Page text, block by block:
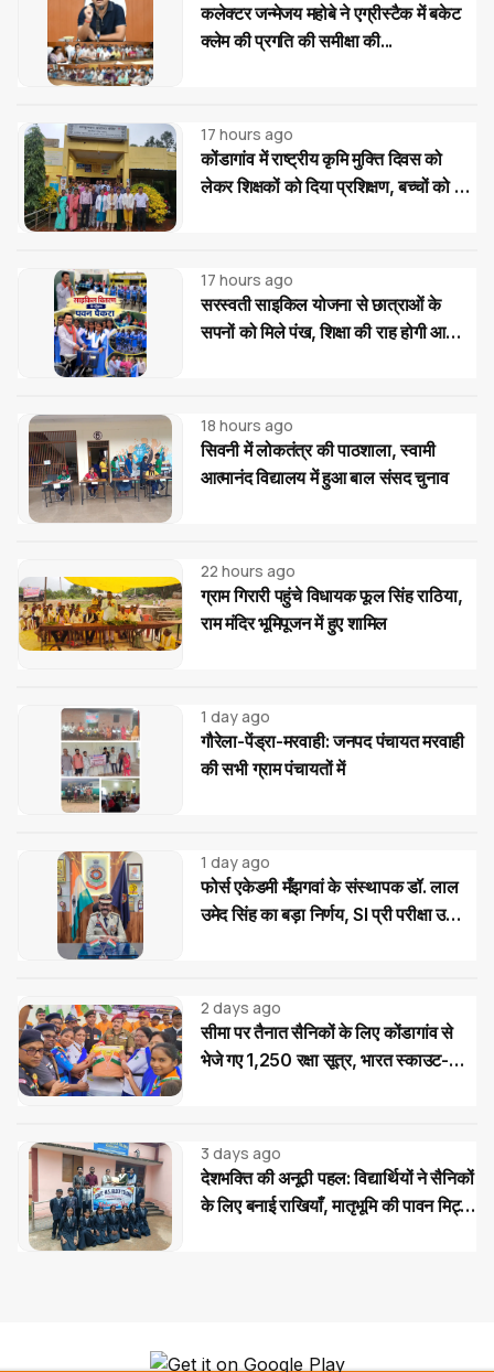
कलेक्टर जन्मेजय महोबे ने एग्रीस्टैक में बकेट
क्लेम की प्रगति की समीक्षा की...
17 hours ago
कोंडागांव में राष्ट्रीय कृमि मुक्ति दिवस को
लेकर शिक्षकों को दिया प्रशिक्षण, बच्चों को दवा
17 hours ago
सरस्वती साइकिल योजना से छात्राओं के
सपनों को मिले पंख, शिक्षा की राह होगी आसान:
18 hours ago
सिवनी में लोकतंत्र की पाठशाला, स्वामी
आत्मानंद विद्यालय में हुआ बाल संसद चुनाव
22 hours ago
ग्राम गिरारी पहुंचे विधायक फूल सिंह राठिया,
राम मंदिर भूमिपूजन में हुए शामिल
1 day ago
गौरेला-पेंड्रा-मरवाही: जनपद पंचायत मरवाही
की सभी ग्राम पंचायतों में
1 day ago
फोर्स एकेडमी मँझगवां के संस्थापक डॉ. लाल
उमेद सिंह का बड़ा निर्णय, SI प्री परीक्षा उत्तीर्ण
2 days ago
सीमा पर तैनात सैनिकों के लिए कोंडागांव से
भेजे गए 1,250 रक्षा सूत्र, भारत स्काउट-
3 days ago
देशभक्ति की अनूठी पहल: विद्यार्थियों ने सैनिकों
के लिए बनाई राखियाँ, मातृभूमि की पावन मिट्टी